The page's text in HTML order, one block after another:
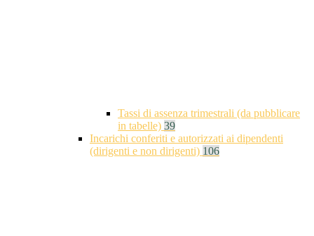
Tassi di assenza trimestrali (da pubblicare
in tabelle) 39
Incarichi conferiti e autorizzati ai dipendenti
(dirigenti e non dirigenti) 106